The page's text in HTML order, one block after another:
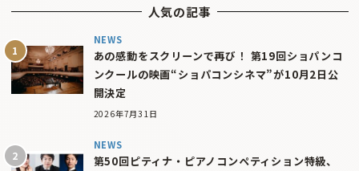
人気の記事
NEWS
あの感動をスクリーンで再び！ 第19回ショパンコ
ンクールの映画“ショパコンシネマ”が10月2日公
開決定
2026年7月31日
NEWS
第50回ピティナ・ピアノコンペティション特級、